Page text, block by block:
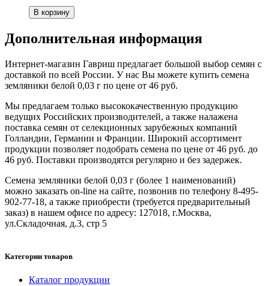
Дополнительная информация
Интернет-магазин Гавриш предлагает большой выбор семян с
доставкой по всей России. У нас Вы можете купить семена
земляники белой 0,03 г по цене от 46 руб.
Мы предлагаем только высококачественную продукцию
ведущих Российских производителей, а также налажена
поставка семян от селекционных зарубежных компаний
Голландии, Германии и Франции. Широкий ассортимент
продукции позволяет подобрать семена по цене от 46 руб. до
46 руб. Поставки производятся регулярно и без задержек.
Семена земляники белой 0,03 г (более 1 наименований)
можно заказать on-line на сайте, позвонив по телефону 8-495-
902-77-18, а также приобрести (требуется предварительный
заказ) в нашем офисе по адресу: 127018, г.Москва,
ул.Складочная, д.3, стр 5
Категории товаров
Каталог продукции